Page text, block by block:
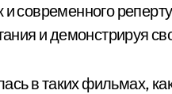
и современного
и демонстрируя
в таких фильмах,